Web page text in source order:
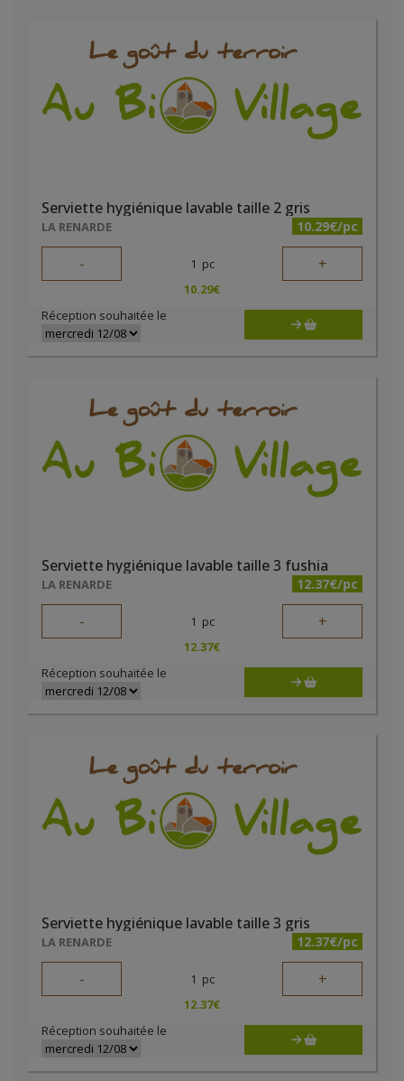
Serviette hygiénique lavable taille 2 gris
LA RENARDE 10.29€/pc
- 1 pc +
10.29€
Réception souhaitée le
Serviette hygiénique lavable taille 3 fushia
LA RENARDE 12.37€/pc
- 1 pc +
12.37€
Réception souhaitée le
Serviette hygiénique lavable taille 3 gris
LA RENARDE 12.37€/pc
- 1 pc +
12.37€
Réception souhaitée le